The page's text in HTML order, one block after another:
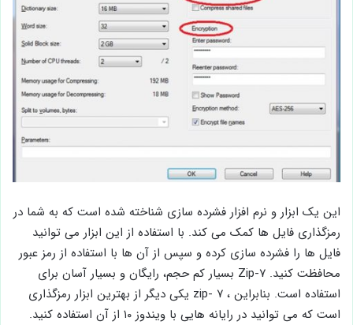
این یک ابزار و نرم افزار فشرده سازی شناخته شده است که به شما در
رمزگذاری فایل ها کمک می کند. با استفاده از این ابزار می توانید
فایل ها را فشرده سازی کرده و سپس از آن ها با استفاده از رمز عبور
محافظت کنید. ۷-Zip بسیار کم حجم، رایگان و بسیار آسان برای
استفاده است. بنابراین ، ۷ -zip یکی دیگر از بهترین ابزار رمزگذاری
است که می توانید در رایانه هایی با ویندوز ۱۰ از آن استفاده کنید.